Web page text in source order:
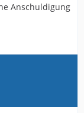
Anschuldigung